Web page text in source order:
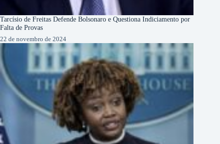
Tarcísio de Freitas Defende Bolsonaro e Questiona Indiciamento por
Falta de Provas
22 de novembro de 2024